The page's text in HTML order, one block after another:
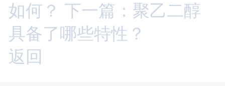
如何？ 下一篇：聚乙二醇
具备了哪些特性？
返回